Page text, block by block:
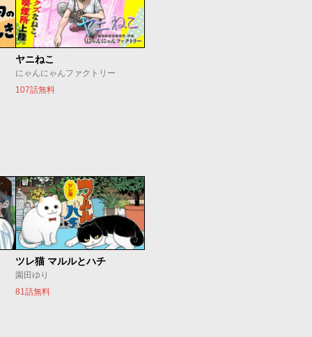
ヤニねこ
にゃんにゃんファクトリー
107話無料
ツレ猫 マルルとハチ
園田ゆり
81話無料